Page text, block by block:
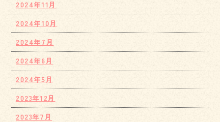
2024年11月
2024年10月
2024年7月
2024年6月
2024年5月
2023年12月
2023年7月